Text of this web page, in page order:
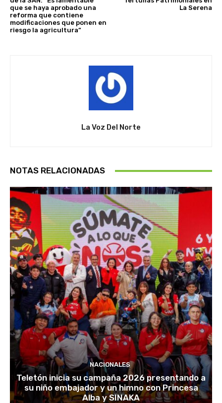
que se haya aprobado una
reforma que contiene
modificaciones que ponen en
riesgo la agricultura”
La Serena
La Voz Del Norte
NOTAS RELACIONADAS
NACIONALES
Teletón inicia su campaña 2026 presentando a
su niño embajador y un himno con Princesa
Alba y SINAKA